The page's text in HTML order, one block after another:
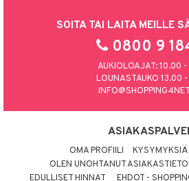
SOITA TAI LAITA MEILLE
0800 9
AUKIOLOAJAT: 10.00 -
LOUNASTAUKO 13.00
OMA PROFIILI
KYSYMYKSIÄ
OLEN UNOHTANUT
EDULLISET HINNAT
EHDOT -